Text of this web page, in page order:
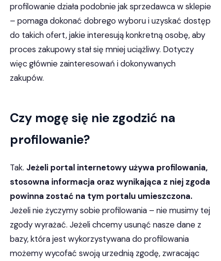
profilowanie działa podobnie jak sprzedawca w sklepie
– pomaga dokonać dobrego wyboru i uzyskać dostęp
do takich ofert, jakie interesują konkretną osobę, aby
proces zakupowy stał się mniej uciążliwy. Dotyczy
więc głównie zainteresowań i dokonywanych
zakupów.
Czy mogę się nie zgodzić na
profilowanie?
Tak. Jeżeli portal internetowy używa profilowania,
stosowna informacja oraz wynikająca z niej zgoda
powinna zostać na tym portalu umieszczona.
Jeżeli nie życzymy sobie profilowania – nie musimy tej
zgody wyrażać. Jeżeli chcemy usunąć nasze dane z
bazy, która jest wykorzystywana do profilowania
możemy wycofać swoją urzednią zgodę, zwracając